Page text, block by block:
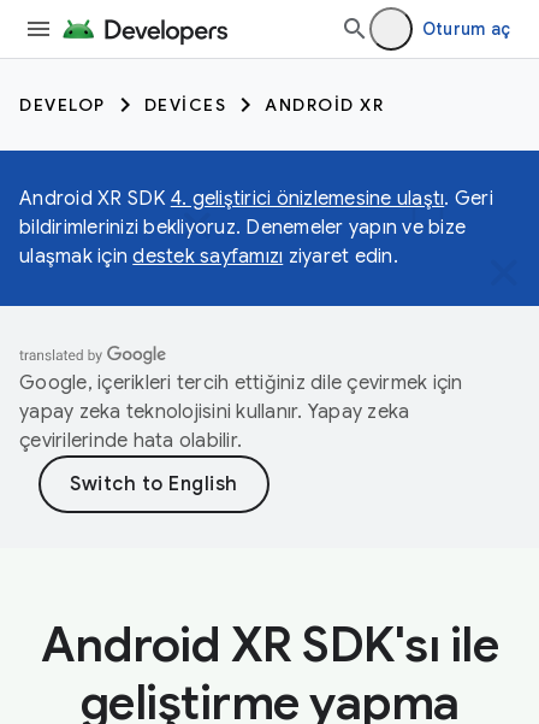
Oturum aç
DEVELOP DEVICES ANDROID XR
Android XR SDK 4. geliştirici önizlemesine ulaştı. Geri
bildirimlerinizi bekliyoruz. Denemeler yapın ve bize
ulaşmak içindestek sayfamızı ziyaret edin.
Google, içerikleri tercih ettiğiniz dile çevirmek için
yapay zeka teknolojisini kullanır. Yapay zeka
çevirilerinde hata olabilir.
Android XR SDK'sı ile
geliştirme yapma